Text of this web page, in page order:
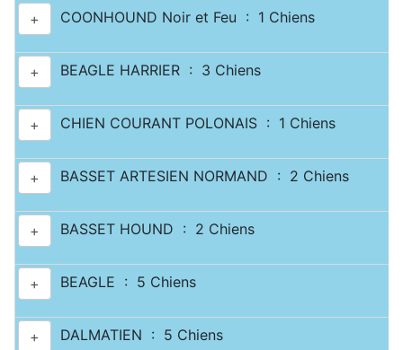
+ COONHOUND Noir et Feu : 1 Chiens
+ BEAGLE HARRIER : 3 Chiens
+ CHIEN COURANT POLONAIS : 1 Chiens
+ BASSET ARTESIEN NORMAND : 2 Chiens
+ BASSET HOUND : 2 Chiens
+ BEAGLE : 5 Chiens
+ DALMATIEN : 5 Chiens